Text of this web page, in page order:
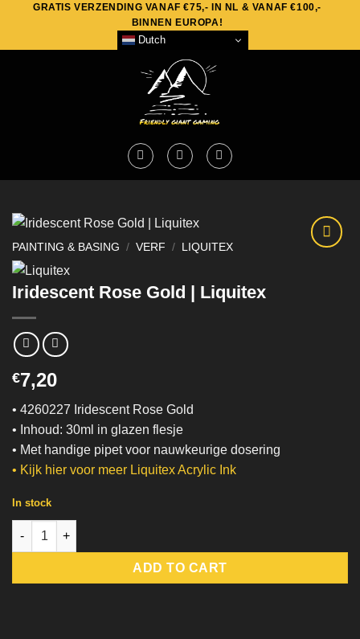
content
GRATIS VERZENDING VANAF €75,- IN NL & VANAF €100,-
BINNEN EUROPA!
Dutch
PAINTING & BASING / VERF / LIQUITEX
Iridescent Rose Gold | Liquitex
€7,20
• 4260227 Iridescent Rose Gold
• Inhoud: 30ml in glazen flesje
• Met handige pipet voor nauwkeurige dosering
• Kijk hier voor meer Liquitex Acrylic Ink
In stock
Iridescent Rose Gold | Liquitex quantity
ADD TO CART